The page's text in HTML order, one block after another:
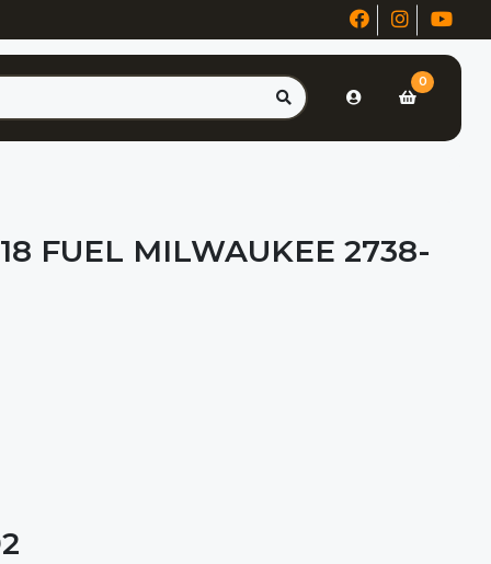
0
FUEL MILWAUKEE 2738-